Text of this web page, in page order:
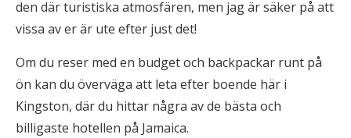
den där turistiska atmosfären, men jag är säker på att
vissa av er är ute efter just det!
Om du reser med en budget och backpackar runt på
ön kan du överväga att leta efter boende här i
Kingston, där du hittar några av de bästa och
billigaste hotellen på Jamaica.